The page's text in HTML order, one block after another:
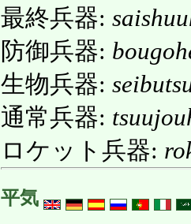
最終兵器:
防御兵器:
生物兵器:
通常兵器:
ロケット兵器:
平気